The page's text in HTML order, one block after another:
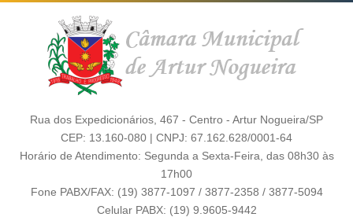
Rua dos Expedicionários, 467 - Centro - Artur Nogueira/SP
CEP: 13.160-080 | CNPJ: 67.162.628/0001-64
Horário de Atendimento: Segunda a Sexta-Feira, das 08h30 às
17h00
Fone PABX/FAX: (19) 3877-1097 / 3877-2358 / 3877-5094
Celular PABX: (19) 9.9605-9442